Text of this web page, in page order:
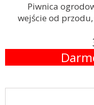
Piwnica
wejście od